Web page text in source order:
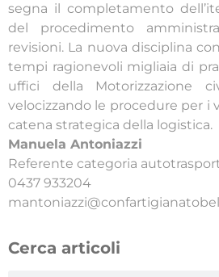
segna il completamento
del procedimento
revisioni. La nuova disciplina
tempi ragionevoli migliaia di
uffici della Motorizzazione
velocizzando le procedure per i
catena strategica della logistica.
Manuela Antoniazzi
Referente categoria
0437 933204
Cerca articoli